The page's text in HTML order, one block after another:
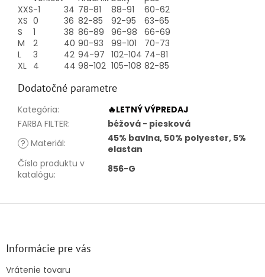
XXS-1 34 78-81 88-91
60-62
XS 0 36 82-85 92-95
63-65
S
1 38 86-89 96-98
66-69
M
2 40 90-93 99-101
70-73
L
3 42 94-97 102-104 74-81
XL 4 44 98-102 105-108 82-85
Dodatočné parametre
Kategória:
🔥LETNÝ VÝPREDAJ
FARBA FILTER:
béžová - piesková
? Materiál:
45% bavlna, 50% polyester, 5%
elastan
Číslo produktu v
katalógu: 856-G
Z
Informácie pre vás
Vrátenie tovaru